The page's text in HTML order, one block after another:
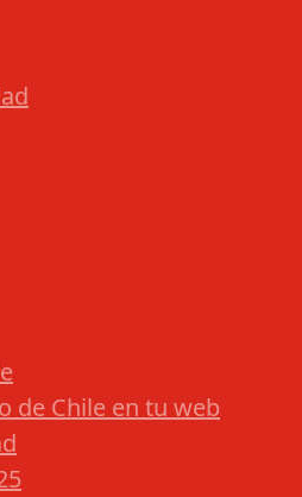
de Chile en tu web